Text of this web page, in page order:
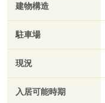
建物構造
駐車場
現況
入居可能時期